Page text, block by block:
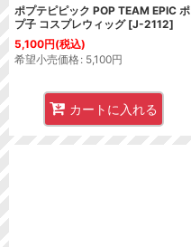
ポプテピピック POP TEAM EPIC ポ
プ子 コスプレウィッグ [J-2112]
5,100円(税込)
希望小売価格: 5,100円
カートに入れる